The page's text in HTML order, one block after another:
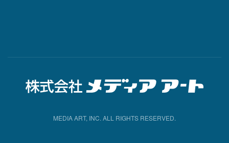
MEDIA ART, INC. ALL RIGHTS RESERVED.